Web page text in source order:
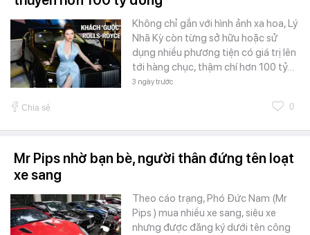
Không chỉ gắn với hình ảnh xa hoa, Lý
Nhã Kỳ còn từng sở hữu hoặc sử
dụng nhiều phương tiện có giá trị lên
tới hàng chục, thậm chí hơn 100 tỷ…
3 ngày trước
Chia sẻ 0
Mr Pips nhờ bạn bè, người thân đứng tên loạt
xe sang
Theo cáo trạng, Phó Đức Nam (Mr
Pips ) mua nhiều xe sang, siêu xe
nhưng được đăng ký dưới tên công